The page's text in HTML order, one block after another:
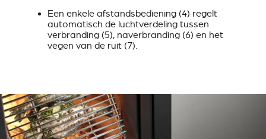
Een enkele afstandsbediening (4) regelt
automatisch de luchtverdeling tussen
verbranding (5), naverbranding (6) en het
vegen van de ruit (7).